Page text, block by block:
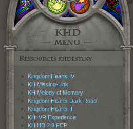
Kingdom Hearts IV
KH Missing-Link
KH Melody of Memory
Kingdom Hearts Dark Road
Kingdom Hearts III
KH: VR Experience
KH HD 2.8 FCP